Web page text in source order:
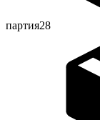
партия28